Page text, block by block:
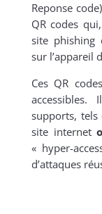
Reponse
QR codes
site phishing
sur l’appareil
Ces QR
supports, tels
site internet
« hyper-
d’attaques